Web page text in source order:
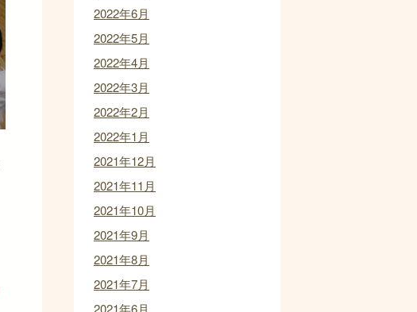
2022年6月
2022年5月
2022年4月
2022年3月
2022年2月
2022年1月
2021年12月
2021年11月
2021年10月
2021年9月
2021年8月
2021年7月
2021年6月